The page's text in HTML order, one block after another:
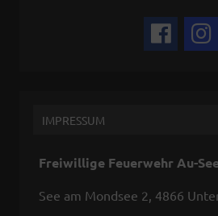
IMPRESSUM
Freiwillige Feuerwehr Au-
See am Mondsee 2, 4866